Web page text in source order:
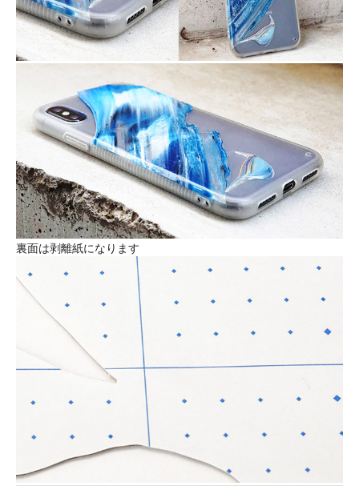
裏面は剥離紙になります